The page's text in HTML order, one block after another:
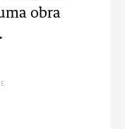
obra